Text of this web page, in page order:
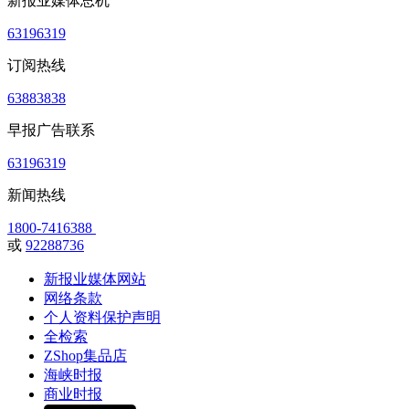
63196319
订阅热线
63883838
早报广告联系
63196319
新闻热线
1800-7416388
或 92288736
新报业媒体网站
网络条款
个人资料保护声明
全检索
ZShop集品店
海峡时报
商业时报